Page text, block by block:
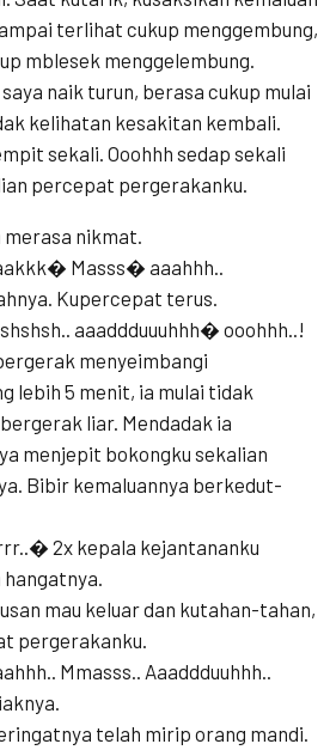
terlihat cukup menggembung,
mblesek menggelembung.
naik turun, berasa cukup mulai
kelihatan kesakitan kembali.
sekali. Ooohhh sedap sekali
percepat pergerakanku.
nikmat.
Masss� aaahhh..
Kupercepat terus.
aaaddduuuhhh� ooohhh..!
menyeimbangi
lebih 5 menit, ia mulai tidak
liar. Mendadak ia
menjepit bokongku sekalian
Bibir kemaluannya berkedut-
2x kepala kejantananku
mau keluar dan kutahan-tahan,
pergerakanku.
Mmasss.. Aaaddduuhhh..
telah mirip orang mandi.